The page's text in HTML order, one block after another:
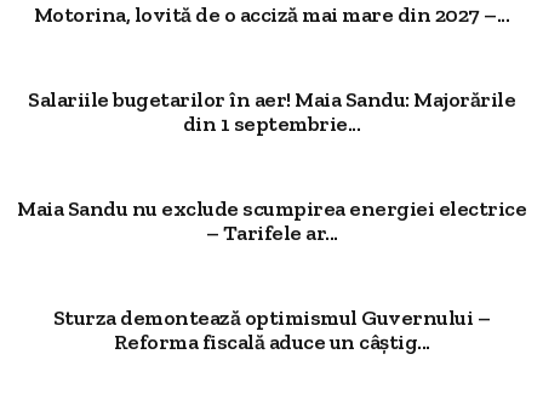
Motorina, lovită de o acciză mai mare din 2027 –...
Salariile bugetarilor în aer! Maia Sandu: Majorările
din 1 septembrie...
Maia Sandu nu exclude scumpirea energiei electrice
– Tarifele ar...
Sturza demontează optimismul Guvernului –
Reforma fiscală aduce un câștig...